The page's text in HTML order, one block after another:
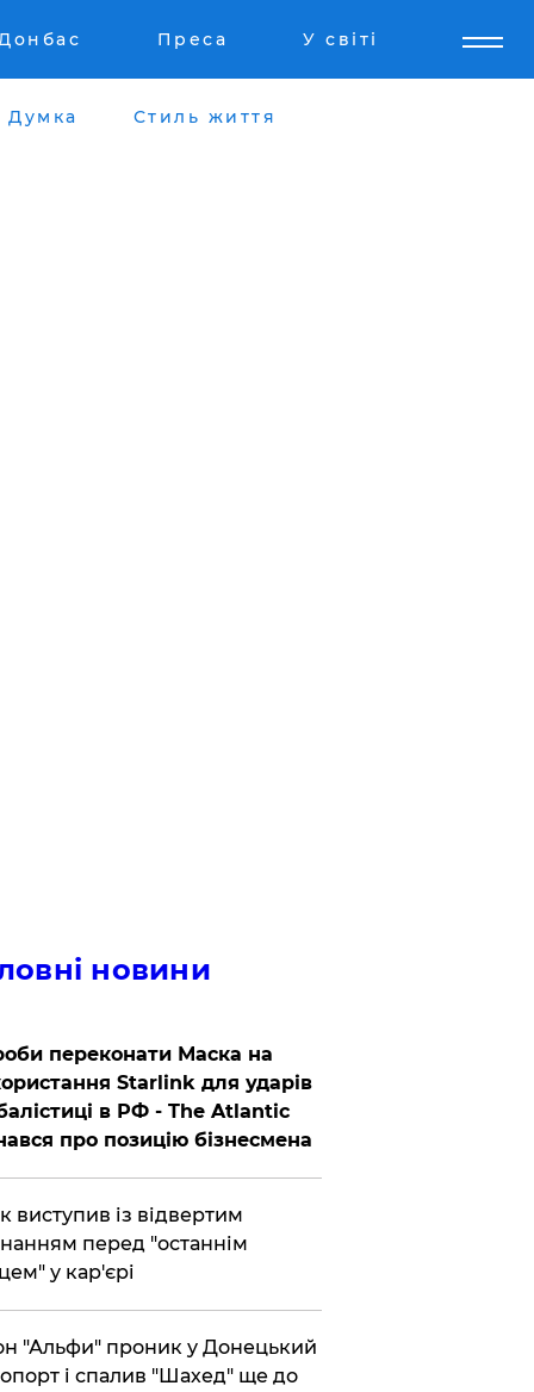
Преса У світі
Думка Стиль життя
новини
переконати Маска на
Starlink для ударів
в РФ - The Atlantic
про позицію бізнесмена
виступив із відвертим
перед "останнім
у кар'єрі
"Альфи" проник у Донецький
і спалив "Шахед" ще до